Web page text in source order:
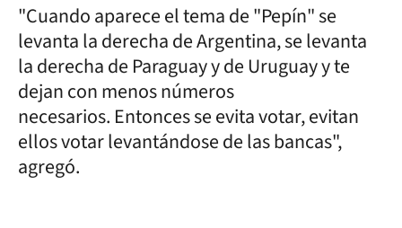
"Cuando aparece el tema de "Pepín" se
levanta la derecha de Argentina, se levanta
la derecha de Paraguay y de Uruguay y te
dejan con menos números
necesarios. Entonces se evita votar, evitan
ellos votar levantándose de las bancas",
agregó.